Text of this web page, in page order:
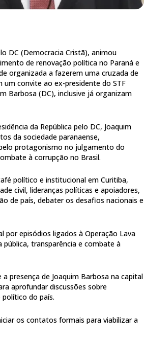
DC (Democracia Cristã), animou
de renovação política no Paraná e
organizada a fazerem uma cruzada de
um convite ao ex-presidente do STF
Barbosa (DC), inclusive já organizam
da República pelo DC, Joaquim
da sociedade paranaense,
protagonismo no julgamento do
à corrupção no Brasil.
político e institucional em Curitiba,
civil, lideranças políticas e apoiadores,
de país, debater os desafios nacionais e
por episódios ligados à Operação Lava
transparência e combate à
presença de Joaquim Barbosa na capital
aprofundar discussões sobre
do país.
os contatos formais para viabilizar a